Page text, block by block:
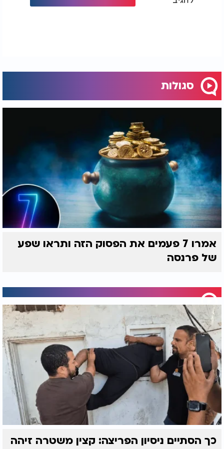
סגולות
אמרו 7 פעמים את הפסוק הזה ותראו שפע
של פרנסה
כך הסתיים ניסיון הפריצה: קצין משטרה זיהה